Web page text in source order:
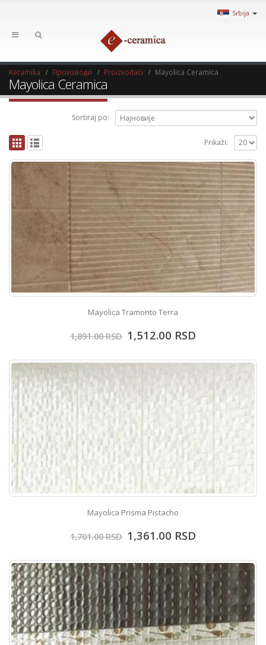
Srbija
Keramika Производи Proizvođači Mayolica Ceramica
Mayolica Ceramica
Sortiraj po:
Prikaži:
Mayolica Tramonto Terra
1,891.00RSD 1,512.00 RSD
Mayolica Prisma Pistacho
1,701.00RSD 1,361.00 RSD